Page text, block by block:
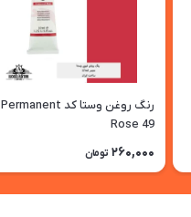
رنگ روغن وستا کد Permanent
Rose 49
260,000 تومان